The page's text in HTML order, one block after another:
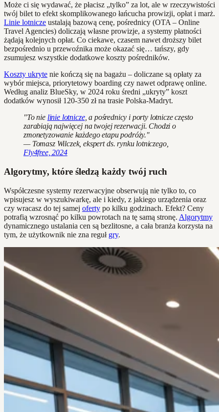
Może ci się wydawać, że płacisz „tylko” za lot, ale w rzeczywistości
twój bilet to efekt skomplikowanego łańcucha prowizji, opłat i marż.
Linie lotnicze ustalają bazową cenę, pośrednicy (OTA – Online
Travel Agencies) doliczają własne prowizje, a systemy płatności
żądają kolejnych opłat. Co ciekawe, czasem nawet droższy bilet
bezpośrednio u przewoźnika może okazać się… tańszy, gdy
zsumujesz wszystkie dodatkowe koszty pośredników.
Koszty ukryte nie kończą się na bagażu – doliczane są opłaty za
wybór miejsca, priorytetowy boarding czy nawet odprawę online.
Według analiz BlueSky, w 2024 roku średni „ukryty” koszt
dodatków wynosił 120-350 zł na trasie Polska-Madryt.
"To nie linie lotnicze, a pośrednicy i porty lotnicze często
zarabiają najwięcej na twojej rezerwacji. Chodzi o
zmonetyzowanie każdego etapu podróży."
— Tomasz Wilczek, ekspert ds. rynku lotniczego,
Fly4free, 2024
Algorytmy, które śledzą każdy twój ruch
Współczesne systemy rezerwacyjne obserwują nie tylko to, co
wpisujesz w wyszukiwarkę, ale i kiedy, z jakiego urządzenia oraz
czy wracasz do tej samej oferty po kilku godzinach. Efekt? Ceny
potrafią wzrosnąć po kilku powrotach na tę samą stronę. Algorytmy
dynamicznego ustalania cen są bezlitosne, a cała branża korzysta na
tym, że użytkownik nie zna reguł gry.